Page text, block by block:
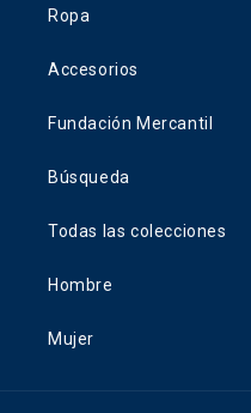
Ropa
Accesorios
Fundación Mercantil
Búsqueda
Todas las colecciones
Hombre
Mujer